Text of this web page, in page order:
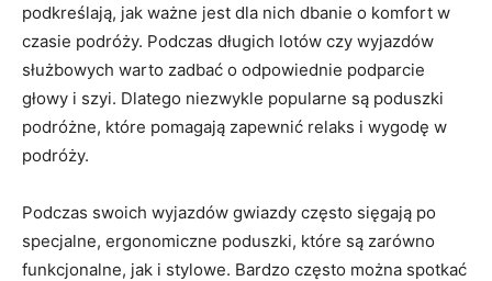
⁤podkreślają,‌ jak ważne ​jest ‌dla nich dbanie ​o⁤ komfort w
czasie⁣ podróży. Podczas długich lotów czy ⁤wyjazdów
służbowych warto zadbać o odpowiednie podparcie
głowy i‍ szyi. Dlatego niezwykle popularne⁣ są poduszki
podróżne,⁢ które⁢ pomagają zapewnić relaks ‍i ‍wygodę w
⁣podróży.
Podczas swoich wyjazdów gwiazdy często ⁤sięgają po
specjalne, ‌ergonomiczne poduszki, które są​ zarówno
funkcjonalne, ​jak ​i stylowe. ‍Bardzo ⁤często można spotkać